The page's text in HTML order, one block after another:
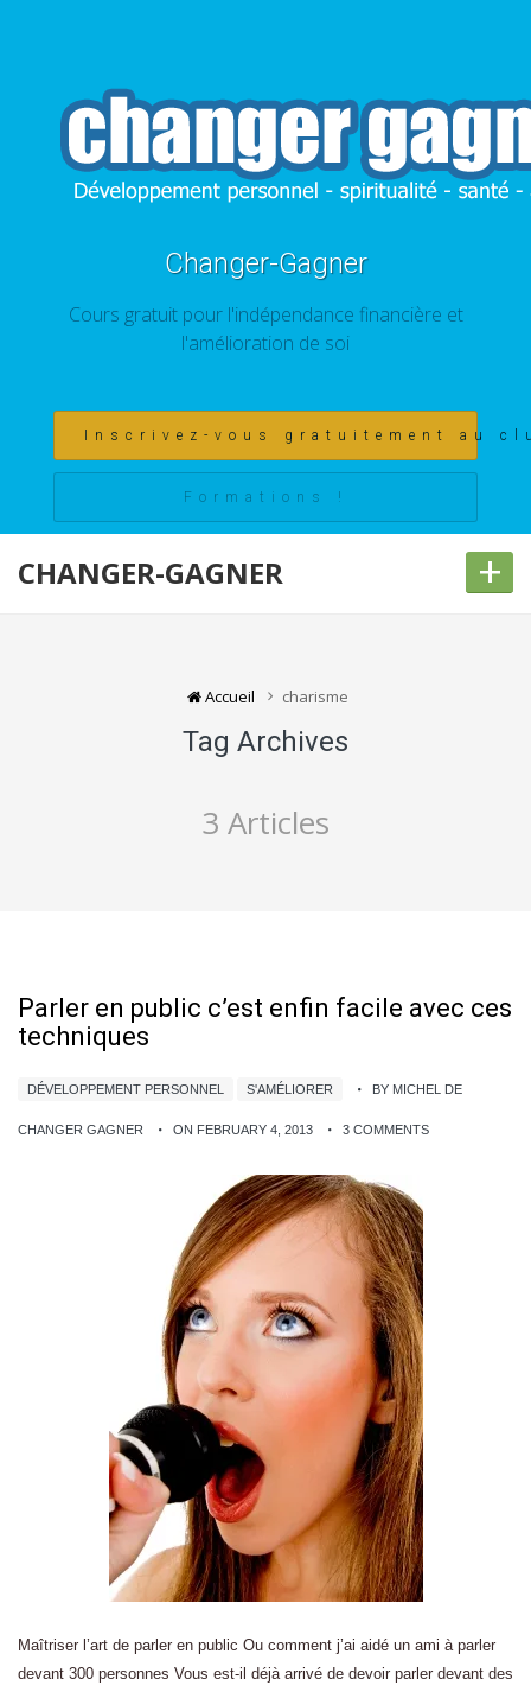
Changer-Gagner
Cours gratuit pour l'indépendance financière et
l'amélioration de soi
Inscrivez-vous gratuitement au
Formations !
CHANGER-GAGNER +
Accueil charisme
Tag Archives
3 Articles
Parler en public c’est enfin facile avec ces
techniques
DÉVELOPPEMENT PERSONNEL S'AMÉLIORER BY MICHEL DE
CHANGER GAGNER ON FEBRUARY 4, 2013 3 COMMENTS
Maîtriser l’art de parler en public Ou comment j’ai aidé un ami à parler
devant 300 personnes Vous est-il déjà arrivé de devoir parler devant des